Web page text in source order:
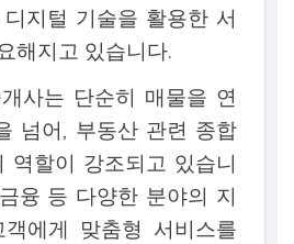
지털 기술을 활용한 서
해지고 있습니다.
사는 단순히 매물을 연
넘어, 부동산 관련 종합
역할이 강조되고 있습니
융 등 다양한 분야의 지
에게 맞춤형 서비스를